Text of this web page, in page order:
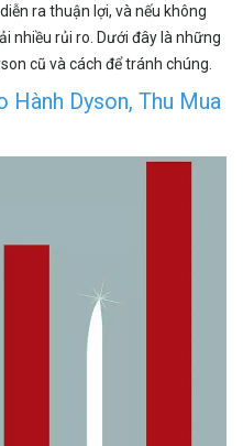
ra thuận lợi, và nếu không
nhiều rủi ro. Dưới đây là những
cũ và cách để tránh chúng.
Hành Dyson, Thu Mua